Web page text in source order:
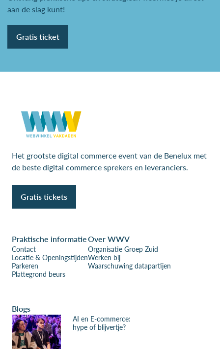
aan de slag kunt!
Gratis ticket
Het grootste digital commerce event van de Benelux met
de beste digital commerce sprekers en leveranciers.
Gratis tickets
Praktische informatie
Contact
Locatie & Openingstijden
Parkeren
Plattegrond beurs
Over WWV
Organisatie Groep Zuid
Werken bij
Waarschuwing datapartijen
Blogs
AI en E-commerce:
hype of blijvertje?